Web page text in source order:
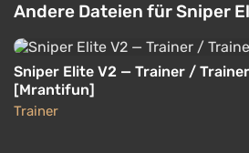
Andere Dateien für Sniper
Sniper Elite V2 — Trainer /
[Mrantifun]
Trainer